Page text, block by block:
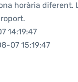
horària
14:19:47
07 15:19:47